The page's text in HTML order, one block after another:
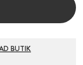
BUTIK